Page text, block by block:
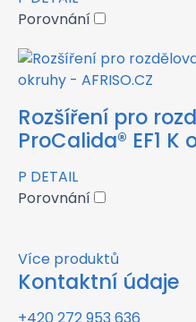
Porovnání
Rozšíření pro
ProCalida® EF1 K
P DETAIL
Porovnání
Více produktů
Kontaktní údaje